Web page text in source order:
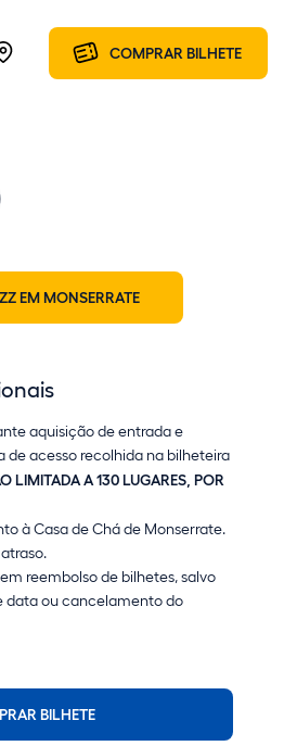
COMPRAR BILHETE
EM MONSERRATE
aquisição de entrada e
de acesso recolhida na bilheteira
LIMITADA A 130 LUGARES, POR
à Casa de Chá de Monserrate.
reembolso de bilhetes, salvo
data ou cancelamento do
BILHETE